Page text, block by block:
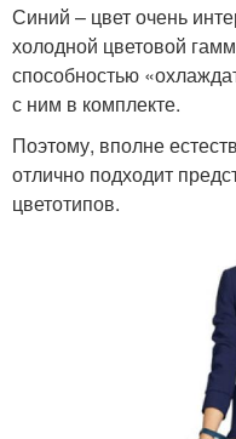
Синий – цвет очень
холодной цветовой
способностью
с ним в комплекте.
Поэтому, вполне
отлично подходит
цветотипов.